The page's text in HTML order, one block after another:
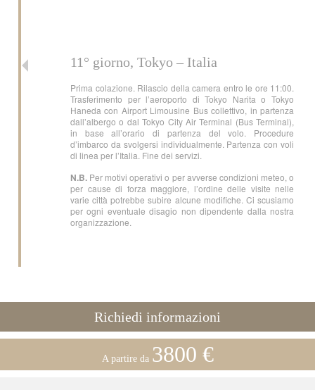
11° giorno, Tokyo – Italia
Prima colazione. Rilascio della camera entro le ore 11:00.
Trasferimento per l’aeroporto di Tokyo Narita o Tokyo
Haneda con Airport Limousine Bus collettivo, in partenza
dall’albergo o dal Tokyo City Air Terminal (Bus Terminal),
in base all’orario di partenza del volo. Procedure
d’imbarco da svolgersi individualmente. Partenza con voli
di linea per l’Italia. Fine dei servizi.
N.B. Per motivi operativi o per avverse condizioni meteo, o
per cause di forza maggiore, l’ordine delle visite nelle
varie città potrebbe subire alcune modifiche. Ci scusiamo
per ogni eventuale disagio non dipendente dalla nostra
organizzazione.
Richiedi informazioni
A partire da 3800 €